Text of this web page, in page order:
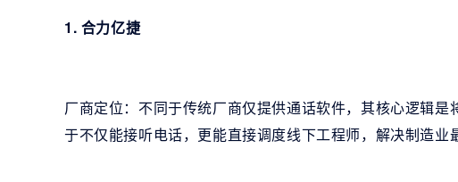
1. 合力亿捷
厂商定位：不同于传统厂商仅提供通话软件，其核心逻辑是
于不仅能接听电话，更能直接调度线下工程师，解决制造业